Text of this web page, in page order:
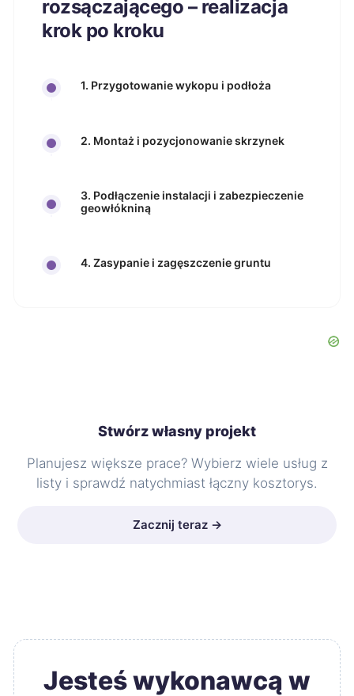
rozsączającego – realizacja
krok po kroku
1. Przygotowanie wykopu i podłoża
2. Montaż i pozycjonowanie skrzynek
3. Podłączenie instalacji i zabezpieczenie
geowłókniną
4. Zasypanie i zagęszczenie gruntu
Stwórz własny projekt
Planujesz większe prace? Wybierz wiele usług z
listy i sprawdź natychmiast łączny kosztorys.
Zacznij teraz →
Jesteś wykonawcą w